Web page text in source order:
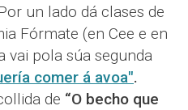
un lado dá clases de
Fórmate (en Cee e en
vai pola súa segunda
comer á avoa".
de “O becho que